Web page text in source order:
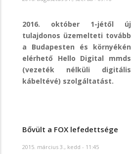
2016. október 1-jétől új
tulajdonos üzemelteti tovább
a Budapesten és környékén
elérhető Hello Digital mmds
(vezeték nélküli digitális
kábeltévé) szolgáltatást.
Bővült a FOX lefedettsége
2015. március 3., kedd - 11:45